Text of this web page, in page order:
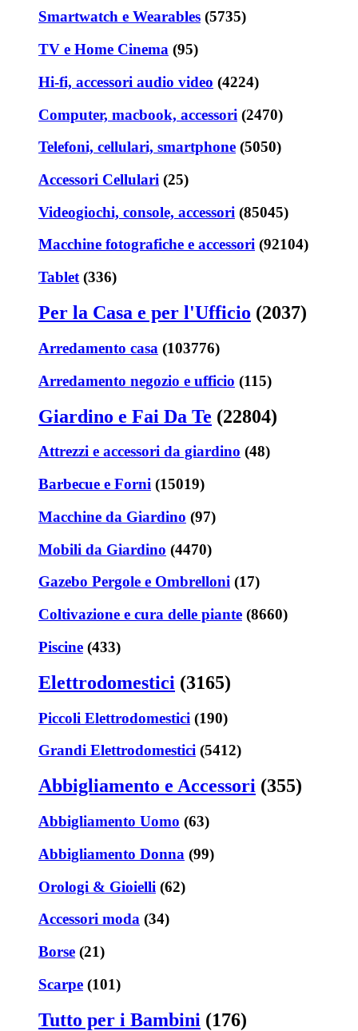
Smartwatch e Wearables (5735)
TV e Home Cinema (95)
Hi-fi, accessori audio video (4224)
Computer, macbook, accessori (2470)
Telefoni, cellulari, smartphone (5050)
Accessori Cellulari (25)
Videogiochi, console, accessori (85045)
Macchine fotografiche e accessori (92104)
Tablet (336)
Per la Casa e per l'Ufficio (2037)
Arredamento casa (103776)
Arredamento negozio e ufficio (115)
Giardino e Fai Da Te (22804)
Attrezzi e accessori da giardino (48)
Barbecue e Forni (15019)
Macchine da Giardino (97)
Mobili da Giardino (4470)
Gazebo Pergole e Ombrelloni (17)
Coltivazione e cura delle piante (8660)
Piscine (433)
Elettrodomestici (3165)
Piccoli Elettrodomestici (190)
Grandi Elettrodomestici (5412)
Abbigliamento e Accessori (355)
Abbigliamento Uomo (63)
Abbigliamento Donna (99)
Orologi & Gioielli (62)
Accessori moda (34)
Borse (21)
Scarpe (101)
Tutto per i Bambini (176)